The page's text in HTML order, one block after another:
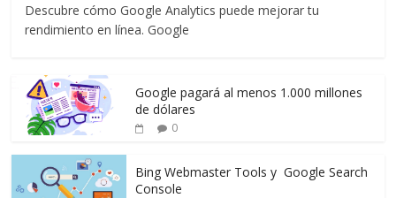
Descubre cómo Google Analytics puede mejorar tu
rendimiento en línea. Google
Google pagará al menos 1.000 millones
de dólares
0
Bing Webmaster Tools y Google Search
Console